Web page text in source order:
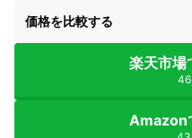
価格を比較する
楽天市場
Amazon